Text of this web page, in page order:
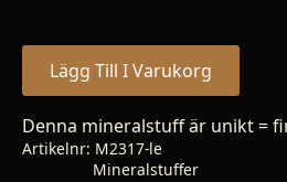
Lägg Till I Varukorg
Denna mineralstuff är unikt =
Artikelnr: M2317-le
Mineralstuffer